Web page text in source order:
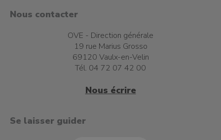
Nous contacter
OVE - Direction générale
19 rue Marius Grosso
69120 Vaulx-en-Velin
Tél. 04 72 07 42 00
Nous écrire
Se laisser guider